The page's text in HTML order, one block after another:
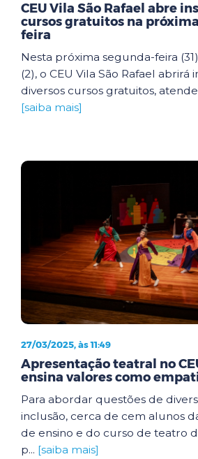
CEU Vila São Rafael abre
cursos gratuitos na
feira
Nesta próxima segunda-feira
(2), o CEU Vila São Rafael abrirá
diversos cursos gratuitos,
[saiba mais]
27/03/2025, às 11:49
Apresentação teatral no
ensina valores como
Para abordar questões de
inclusão, cerca de cem alunos
de ensino e do curso de teatro
p... [saiba mais]